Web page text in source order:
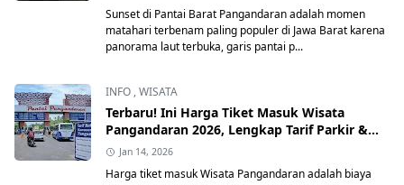
Sunset di Pantai Barat Pangandaran adalah momen
matahari terbenam paling populer di Jawa Barat karena
panorama laut terbuka, garis pantai p...
INFO ,WISATA
Terbaru! Ini Harga Tiket Masuk Wisata
Pangandaran 2026, Lengkap Tarif Parkir &
Retribusi Resmi
Jan 14, 2026
Harga tiket masuk Wisata Pangandaran adalah biaya